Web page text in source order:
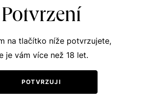
Potvrzení
na tlačítko níže potvrzujete,
je vám více než 18 let.
POTVRZUJI